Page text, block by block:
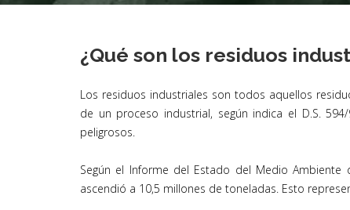
¿Qué son los residuos
Los residuos industriales son todos aquellos
de un proceso industrial, según indica el D.S.
peligrosos.
Según el Informe del Estado del Medio Ambiente
ascendió a 10,5 millones de toneladas. Esto